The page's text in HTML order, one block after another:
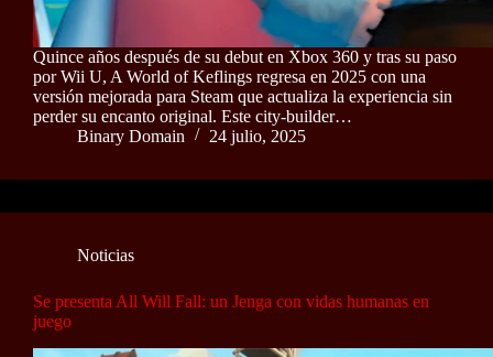
Quince años después de su debut en Xbox 360 y tras su paso
por Wii U, A World of Keflings regresa en 2025 con una
versión mejorada para Steam que actualiza la experiencia sin
perder su encanto original. Este city-builder…
Binary Domain
24 julio, 2025
Noticias
Se presenta All Will Fall: un Jenga con vidas humanas en
juego